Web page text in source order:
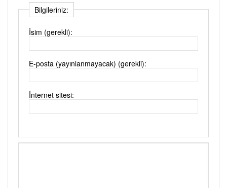
Bilgileriniz:
İsim (gerekli):
E-posta (yayınlanmayacak) (gerekli):
İnternet sitesi: